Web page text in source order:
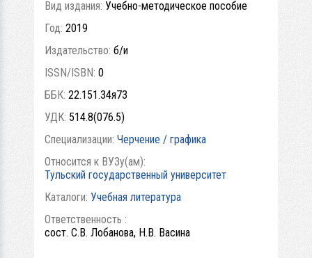
Вид издания: Учебно-методическое пособие
Год: 2019
Издательство: б/и
ISSN/ISBN: 0
ББК: 22.151.34я73
УДК: 514.8(076.5)
Специализации: Черчение / графика
Относится к ВУЗу(ам):
Тульский государственный университет
Каталоги: Учебная литература
Ответственность :
сост. С.В. Лобанова, Н.В. Васина